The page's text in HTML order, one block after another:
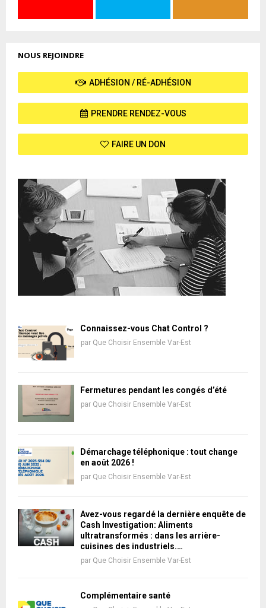
NOUS REJOINDRE
ADHÉSION / RÉ-ADHÉSION
PRENDRE RENDEZ-VOUS
FAIRE UN DON
Connaissez-vous Chat Control ?
par Que Choisir Ensemble Var-Est
Fermetures pendant les congés d’été
par Que Choisir Ensemble Var-Est
Démarchage téléphonique : tout change
en août 2026 !
par Que Choisir Ensemble Var-Est
Avez-vous regardé la dernière enquête de
Cash Investigation: Aliments
ultratransformés : dans les arrière-
cuisines des industriels.…
par Que Choisir Ensemble Var-Est
Complémentaire santé